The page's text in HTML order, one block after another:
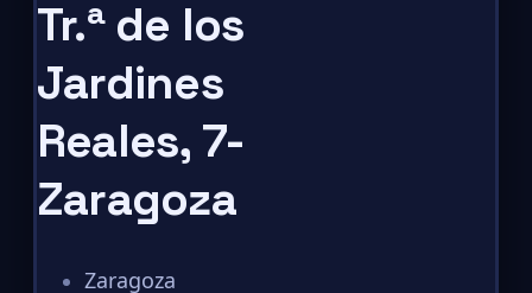
Tr.ª de los
Jardines
Reales, 7-
Zaragoza
Zaragoza